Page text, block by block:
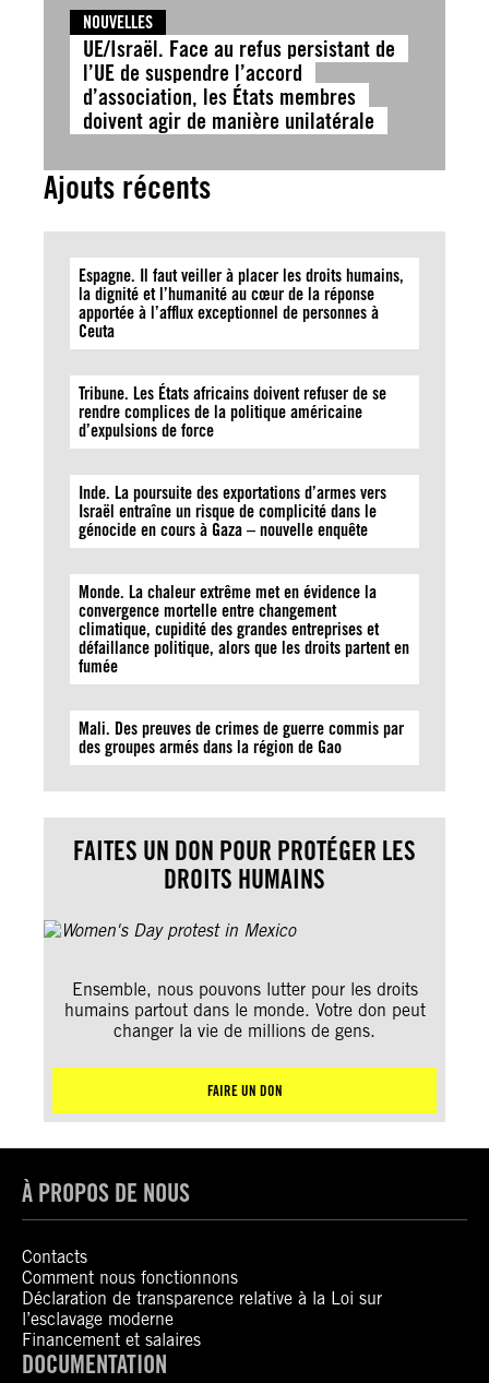
NOUVELLES
UE/Israël. Face au refus persistant de
l’UE de suspendre l’accord
d’association, les États membres
doivent agir de manière unilatérale
Ajouts récents
Espagne. Il faut veiller à placer les droits humains,
la dignité et l’humanité au cœur de la réponse
apportée à l’afflux exceptionnel de personnes à
Ceuta
Tribune. Les États africains doivent refuser de se
rendre complices de la politique américaine
d’expulsions de force
Inde. La poursuite des exportations d’armes vers
Israël entraîne un risque de complicité dans le
génocide en cours à Gaza – nouvelle enquête
Monde. La chaleur extrême met en évidence la
convergence mortelle entre changement
climatique, cupidité des grandes entreprises et
défaillance politique, alors que les droits partent en
fumée
Mali. Des preuves de crimes de guerre commis par
des groupes armés dans la région de Gao
FAITES UN DON POUR PROTÉGER LES
DROITS HUMAINS
Ensemble, nous pouvons lutter pour les droits
humains partout dans le monde. Votre don peut
changer la vie de millions de gens.
FAIRE UN DON
À PROPOS DE NOUS
Contacts
Comment nous fonctionnons
Déclaration de transparence relative à la Loi sur
l’esclavage moderne
Financement et salaires
DOCUMENTATION